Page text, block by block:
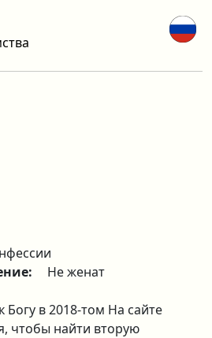
Не женат
Богу в 2018-том На сайте
чтобы найти вторую